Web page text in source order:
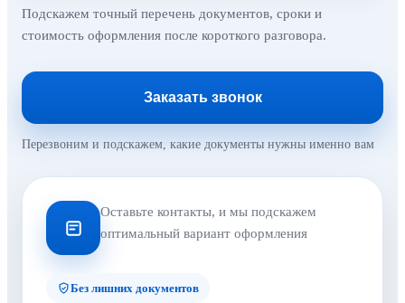
Подскажем точный перечень документов, сроки и
стоимость оформления после короткого разговора.
Заказать звонок
Перезвоним и подскажем, какие документы нужны именно вам
Оставьте контакты, и мы подскажем
оптимальный вариант оформления
Без лишних документов